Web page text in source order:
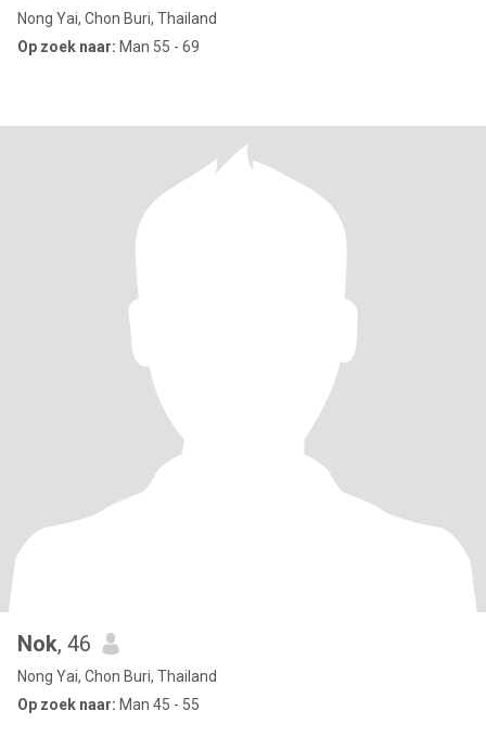
Nong Yai, Chon Buri, Thailand
Op zoek naar: Man 55 - 69
Nok, 46
Nong Yai, Chon Buri, Thailand
Op zoek naar: Man 45 - 55